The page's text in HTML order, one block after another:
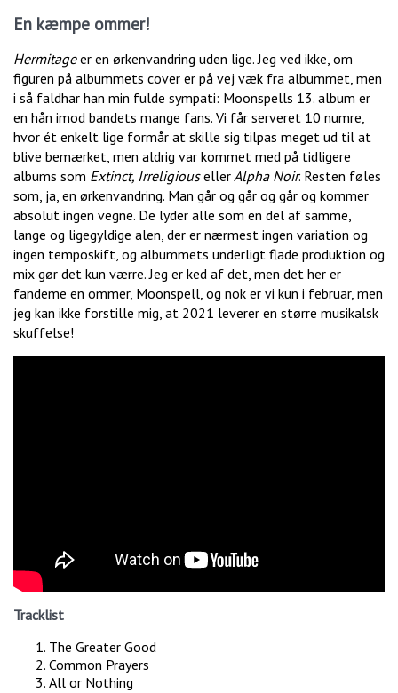
En kæmpe ommer!
Hermitageer en ørkenvandring uden lige. Jeg ved ikke, om
figuren på albummets cover er på vej væk fra albummet, men
i så faldhar han min fulde sympati: Moonspells 13. album er
en hån imod bandets mange fans. Vi får serveret 10 numre,
hvor ét enkelt lige formår at skille sig tilpas meget ud til at
blive bemærket, men aldrig var kommet med på tidligere
albums som Extinct, IrreligiousellerAlpha Noir. Resten føles
som, ja, en ørkenvandring. Man går og går og går og kommer
absolut ingen vegne. De lyder alle som en del af samme,
lange og ligegyldige alen, der er nærmest ingen variation og
ingen temposkift, og albummets underligt flade produktion og
mix gør det kun værre. Jeg er ked af det, men det her er
fandeme en ommer, Moonspell, og nok er vi kun i februar, men
jeg kan ikke forstille mig, at 2021 leverer en større musikalsk
skuffelse!
Tracklist
The Greater Good
Common Prayers
All or Nothing